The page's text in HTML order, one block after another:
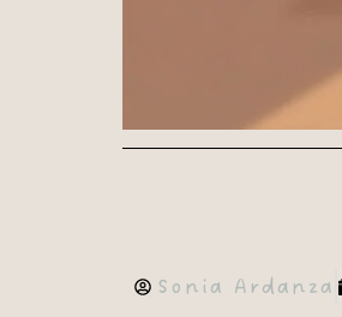
Sonia Ardanza